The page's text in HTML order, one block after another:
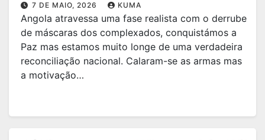
7 DE MAIO, 2026 KUMA
Angola atravessa uma fase realista com o derrube
de máscaras dos complexados, conquistámos a
Paz mas estamos muito longe de uma verdadeira
reconciliação nacional. Calaram-se as armas mas
a motivação…